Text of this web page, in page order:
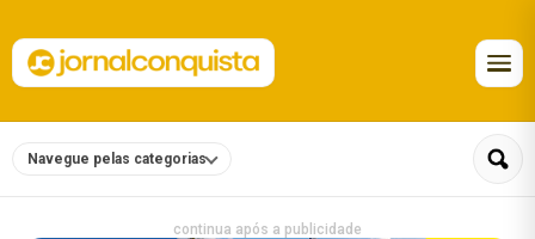
Navegue pelas categorias
continua após a publicidade